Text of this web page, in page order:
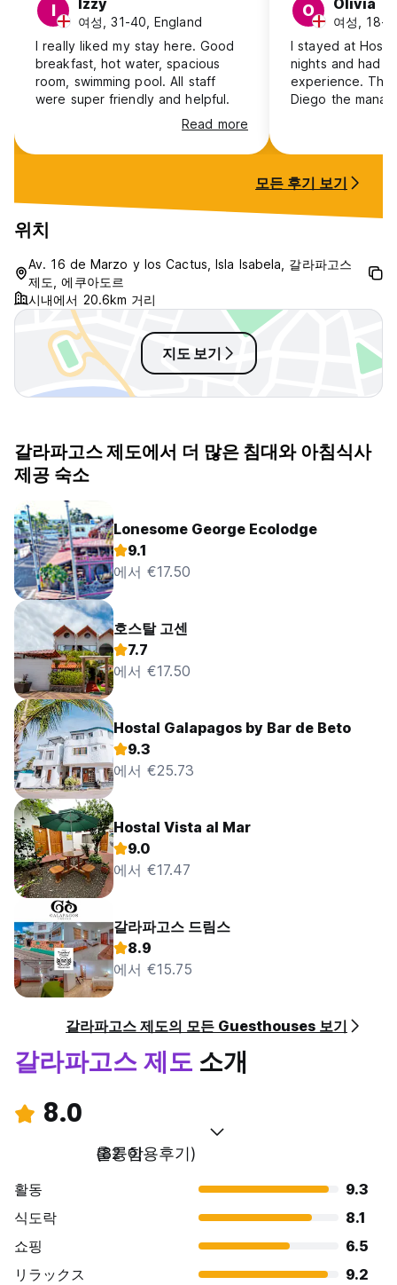
I Izzy
여성, 31-40, England
I really liked my stay here. Good
breakfast, hot water, spacious
room, swimming pool. All staff
were super friendly and helpful.
Read more
O Olivia
여성, 18-
I stayed at
nights and had a
experience. The
Diego the
—they stored
and even
comfortable,
recommend!
모든 후기 보기
위치
Av. 16 de Marzo y los Cactus, Isla Isabela, 갈라파고스
제도, 에쿠아도르
시내에서 20.6km 거리
지도 보기
갈라파고스 제도에서 더 많은 침대와 아침식사
제공 숙소
Lonesome George Ecolodge
9.1
에서 €17.50
호스탈 고센
7.7
에서 €17.50
Hostal Galapagos by Bar de Beto
9.3
에서 €25.73
Hostal Vista al Mar
9.0
에서 €17.47
갈라파고스 드림스
8.9
에서 €15.75
갈라파고스 제도의 모든 Guesthouses 보기
갈라파고스 제도 소개
8.0
훌륭함
(82 이용후기)
활동
9.3
식도락
8.1
쇼핑
6.5
リラックス
9.2